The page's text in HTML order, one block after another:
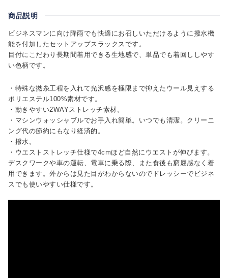
商品説明
ビジネスマンに向け降雨でも快適にお召しいただけるように撥水機
能を付加したセットアップスラックスです。
目付にこだわり長期間着用できる生地感で、単品でも着回ししやす
い色柄です。
・特殊な撚糸工程を入れて光沢感を極限まで抑えたウール見えする
ポリエステル100%素材です。
・動きやすい2WAYストレッチ素材。
・マシンウォッシャブルでお手入れ簡単。いつでも清潔。クリーニ
ング代の節約にもなり経済的。
・撥水。
・ウエストストレッチ仕様で4cmほど自然にウエストが伸びます。
デスクワークや車の運転、電車に乗る際、また食後も窮屈感なく着
用できます。外からは見た目がわからないのでドレッシーでビジネ
スでも使いやすい仕様です。